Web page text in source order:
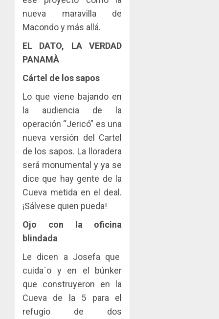
nueva maravilla de
Macondo y más allá.
EL DATO, LA VERDAD
PANAMÀ
Cártel de los sapos
Lo que viene bajando en
la audiencia de la
operación “Jericó” es una
nueva versión del Cartel
de los sapos. La lloradera
será monumental y ya se
dice que hay gente de la
Cueva metida en el deal.
¡Sálvese quien pueda!
Ojo con la oficina
blindada
Le dicen a Josefa que
cuida´o y en el búnker
que construyeron en la
Cueva de la 5 para el
refugio de dos